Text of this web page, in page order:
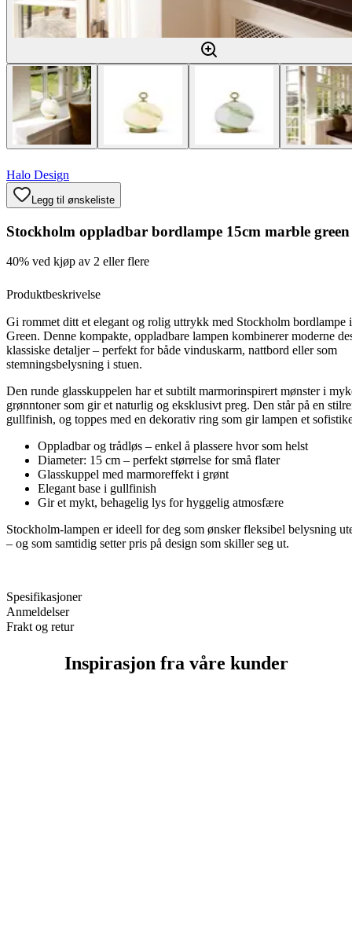
Halo Design
Legg til ønskeliste
Stockholm oppladbar bordlampe 15cm marble green
40% ved kjøp av 2 eller flere
Produktbeskrivelse
Gi rommet ditt et elegant og rolig uttrykk med Stockholm bordlampe
Green. Denne kompakte, oppladbare lampen kombinerer moderne
klassiske detaljer – perfekt for både vinduskarm, nattbord eller som
stemningsbelysning i stuen.
Den runde glasskuppelen har et subtilt marmorinspirert mønster i
grønntoner som gir et naturlig og eksklusivt preg. Den står på en
gullfinish, og toppes med en dekorativ ring som gir lampen et
Oppladbar og trådløs – enkel å plassere hvor som helst
Diameter: 15 cm – perfekt størrelse for små flater
Glasskuppel med marmoreffekt i grønt
Elegant base i gullfinish
Gir et mykt, behagelig lys for hyggelig atmosfære
Stockholm-lampen er ideell for deg som ønsker fleksibel belysning
– og som samtidig setter pris på design som skiller seg ut.
Spesifikasjoner
Anmeldelser
Frakt og retur
Inspirasjon fra våre kunder